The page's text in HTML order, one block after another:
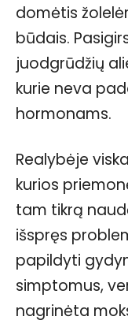
domėtis
būdais.
juodgrūdžių
kurie neva
hormonams.
Realybėje
kurios
tam tikrą
išspręs
papildyti
simptomus,
nagrinėta